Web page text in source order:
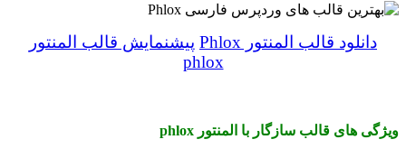
دانلود قالب المنتور Phlox
پیشنمایش قالب المنتور
phlox
ویژگی های قالب سازگار با المنتور phlox